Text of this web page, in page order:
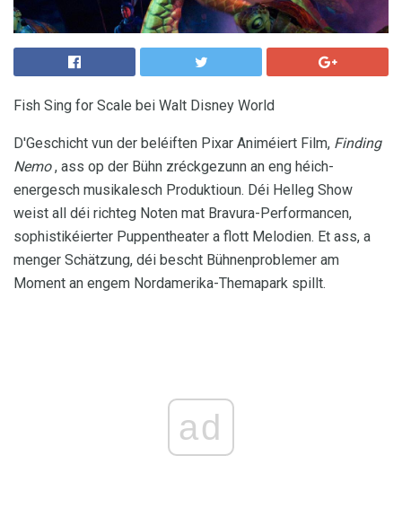
Fish Sing for Scale bei Walt Disney World
D'Geschicht vun der beléiften Pixar Animéiert Film, Finding
Nemo, ass op der Bühn zréckgezunn an eng héich-
energesch musikalesch Produktioun. Déi Helleg Show
weist all déi richteg Noten mat Bravura-Performancen,
sophistikéierter Puppentheater a flott Melodien. Et ass, a
menger Schätzung, déi bescht Bühnenproblemer am
Moment an engem Nordamerika-Themapark spillt.
ad